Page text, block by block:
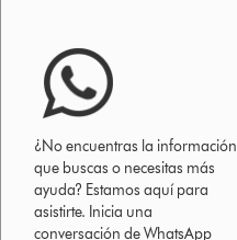
¿No encuentras la información
que buscas o necesitas más
ayuda? Estamos aquí para
asistirte. Inicia una
conversación de WhatsApp